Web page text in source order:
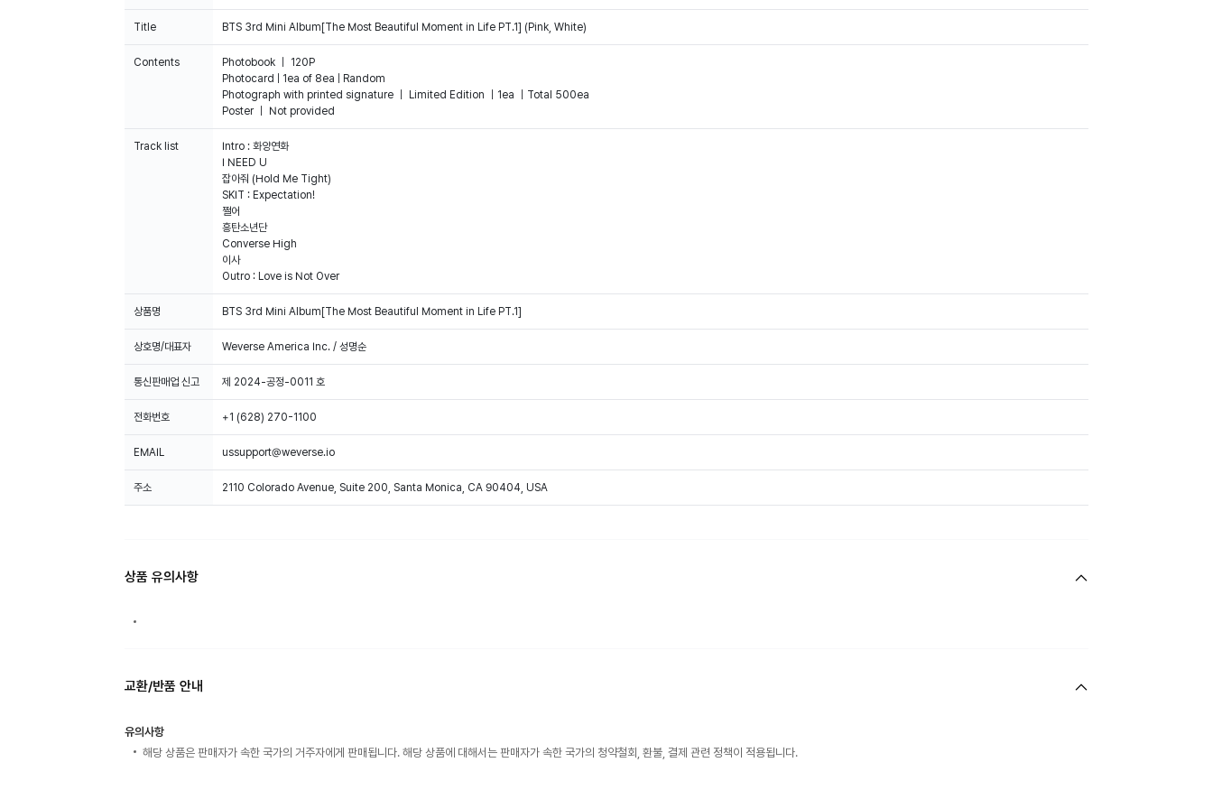
Title BTS 3rd Mini Album[The Most Beautiful Moment in Life PT.1] (Pink, White)
Contents
Photobook ｜ 120P
Photocard | 1ea of 8ea | Random
Photograph with printed signature ｜ Limited Edition ｜1ea ｜Total 500ea
Poster ｜ Not provided
Track list
Intro : 화양연화
I NEED U
잡아줘 (Hold Me Tight)
SKIT : Expectation!
쩔어
흥탄소년단
Converse High
이사
Outro : Love is Not Over
상품명 BTS 3rd Mini Album[The Most Beautiful Moment in Life PT.1]
상호명/대표자 Weverse America Inc. / 성명순
통신판매업 신고 제 2024-공정-0011 호
전화번호 +1 (628) 270-1100
EMAIL ussupport@weverse.io
주소 2110 Colorado Avenue, Suite 200, Santa Monica, CA 90404, USA
상품 유의사항
교환/반품 안내
유의사항
해당 상품은 판매자가 속한 국가의 거주자에게 판매됩니다. 해당 상품에 대해서는 판매자가 속한 국가의 청약철회, 환불, 결제 관련 정책이 적용됩니다.